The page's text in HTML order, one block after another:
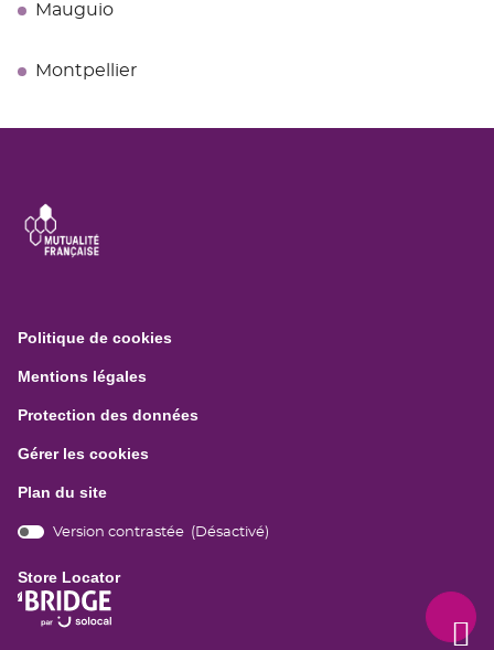
Mauguio
Montpellier
Politique de cookies(ouvre
fenêtre)
Mentions légales(ouvre
une
fenêtre)
Protection des données(ouvre
Gérer les cookies
Plan du site
Version contrastée ( Désactivé)
Store Locator
(ouvre
dans
en